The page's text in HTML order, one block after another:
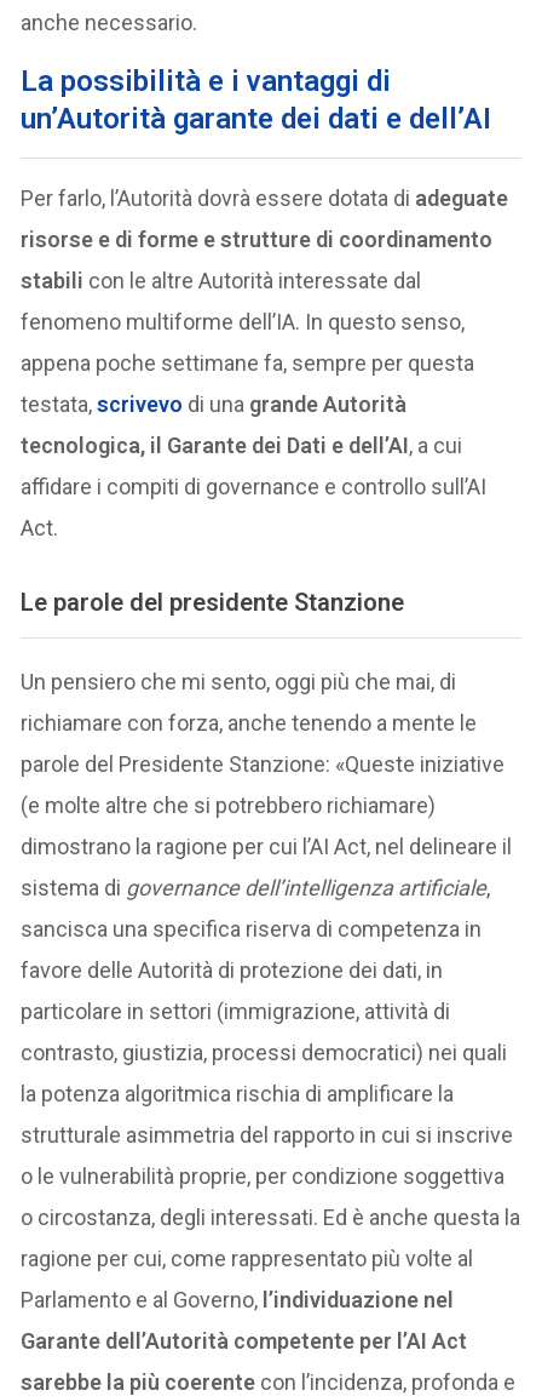
anche necessario.
La possibilità e i vantaggi di
un’Autorità garante dei dati e dell’AI
Per farlo, l’Autorità dovrà essere dotata di adeguate
risorse e di forme e strutture di coordinamento
stabili con le altre Autorità interessate dal
fenomeno multiforme dell’IA. In questo senso,
appena poche settimane fa, sempre per questa
testata,scrivevo di una grande Autorità
tecnologica, il Garante dei Dati e dell’AI, a cui
affidare i compiti di governance e controllo sull’AI
Act.
Le parole del presidente Stanzione
Un pensiero che mi sento, oggi più che mai, di
richiamare con forza, anche tenendo a mente le
parole del Presidente Stanzione: «Queste iniziative
(e molte altre che si potrebbero richiamare)
dimostrano la ragione per cui l’AI Act, nel delineare il
sistema di governance dell’intelligenza artificiale,
sancisca una specifica riserva di competenza in
favore delle Autorità di protezione dei dati, in
particolare in settori (immigrazione, attività di
contrasto, giustizia, processi democratici) nei quali
la potenza algoritmica rischia di amplificare la
strutturale asimmetria del rapporto in cui si inscrive
o le vulnerabilità proprie, per condizione soggettiva
o circostanza, degli interessati. Ed è anche questa la
ragione per cui, come rappresentato più volte al
Parlamento e al Governo, l’individuazione nel
Garante dell’Autorità competente per l’AI Act
sarebbe la più coerente con l’incidenza, profonda e